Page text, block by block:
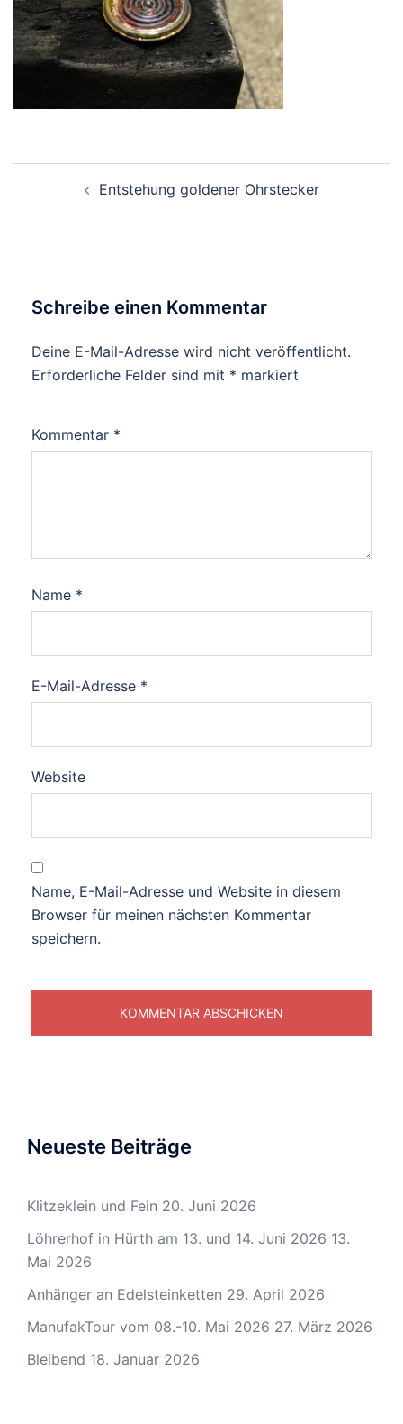
Entstehung goldener Ohrstecker
Schreibe einen Kommentar
Deine E-Mail-Adresse wird nicht veröffentlicht.
Erforderliche Felder sind mit * markiert
Kommentar *
Name *
E-Mail-Adresse *
Website
Name, E-Mail-Adresse und Website in diesem
Browser für meinen nächsten Kommentar
speichern.
Neueste Beiträge
Klitzeklein und Fein 20. Juni 2026
Löhrerhof in Hürth am 13. und 14. Juni 2026 13.
Mai 2026
Anhänger an Edelsteinketten 29. April 2026
ManufakTour vom 08.-10. Mai 2026 27. März 2026
Bleibend 18. Januar 2026